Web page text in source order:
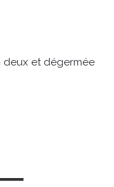
deux et dégermée